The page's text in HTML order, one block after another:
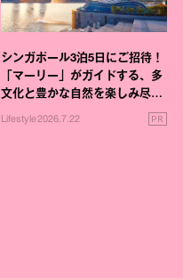
シンガポール3泊5日にご招待！
「マーリー」がガイドする、多
文化と豊かな自然を楽しみ尽く
Lifestyle2026.7.22 PR